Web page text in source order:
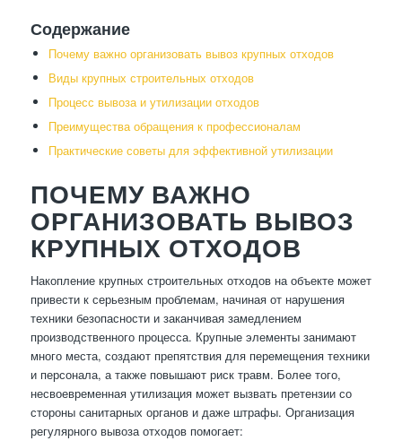
Содержание
Почему важно организовать вывоз крупных отходов
Виды крупных строительных отходов
Процесс вывоза и утилизации отходов
Преимущества обращения к профессионалам
Практические советы для эффективной утилизации
ПОЧЕМУ ВАЖНО
ОРГАНИЗОВАТЬ ВЫВОЗ
КРУПНЫХ ОТХОДОВ
Накопление крупных строительных отходов на объекте может
привести к серьезным проблемам, начиная от нарушения
техники безопасности и заканчивая замедлением
производственного процесса. Крупные элементы занимают
много места, создают препятствия для перемещения техники
и персонала, а также повышают риск травм. Более того,
несвоевременная утилизация может вызвать претензии со
стороны санитарных органов и даже штрафы. Организация
регулярного вывоза отходов помогает: